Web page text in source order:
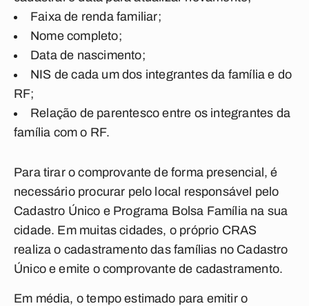
Faixa de renda familiar;
Nome completo;
Data de nascimento;
NIS de cada um dos integrantes da família e do
RF;
Relação de parentesco entre os integrantes da
família com o RF.
Para tirar o comprovante de forma presencial, é
necessário procurar pelo local responsável pelo
Cadastro Único e Programa Bolsa Família na sua
cidade. Em muitas cidades, o próprio CRAS
realiza o cadastramento das famílias no Cadastro
Único e emite o comprovante de cadastramento.
Em média, o tempo estimado para emitir o